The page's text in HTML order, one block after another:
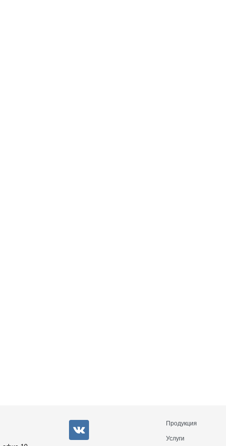
Продукция
Услуги